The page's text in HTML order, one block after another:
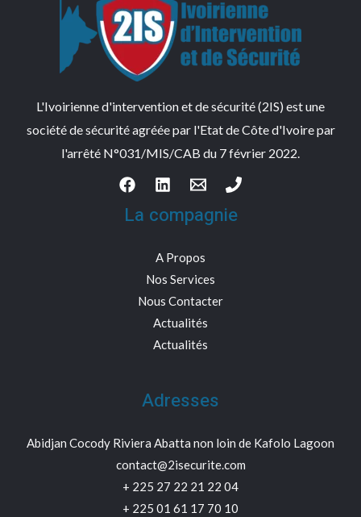
L'Ivoirienne d'intervention et de sécurité (2IS) est une
société de sécurité agréée par l'Etat de Côte d'Ivoire par
l'arrêté N°031/MIS/CAB du 7 février 2022.
La compagnie
A Propos
Nos Services
Nous Contacter
Actualités
Actualités
Adresses
Abidjan Cocody Riviera Abatta non loin de Kafolo Lagoon
contact@2isecurite.com
+ 225 27 22 21 22 04
+ 225 01 61 17 70 10